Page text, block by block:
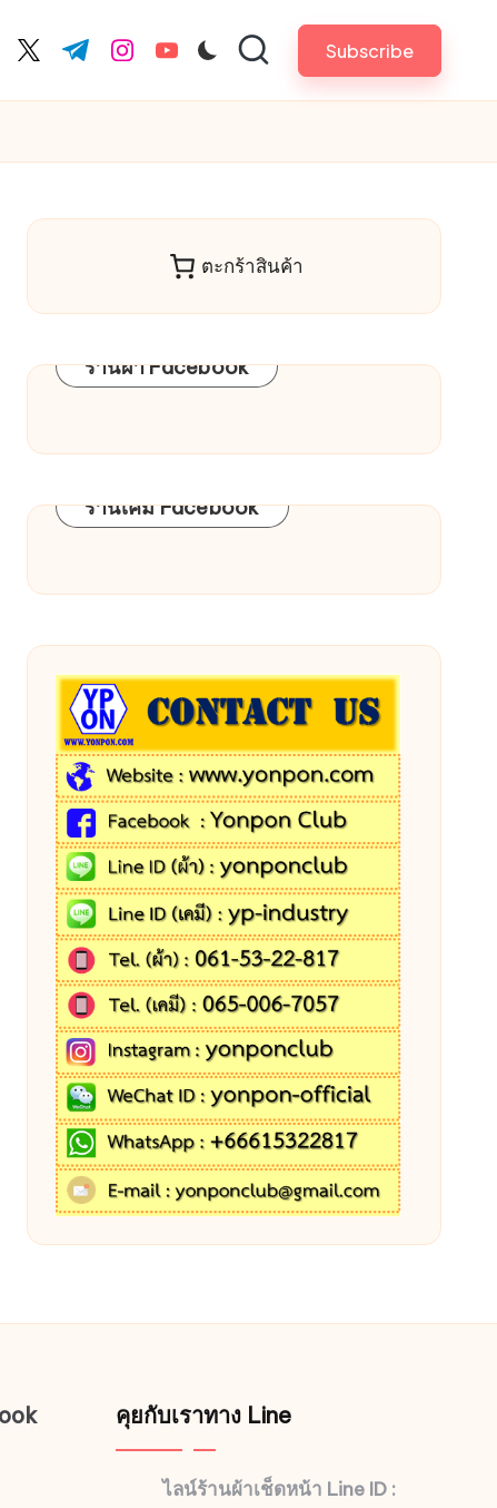
twitter.com
t.me instagram.com
youtube.com Subscribe
ตะกร้าสินค้า
ร้านผ้า Facebook
ร้านเคมี Facebook
คุยกับเราทาง Line
ไลน์ร้านผ้าเช็ดหน้า Line ID :